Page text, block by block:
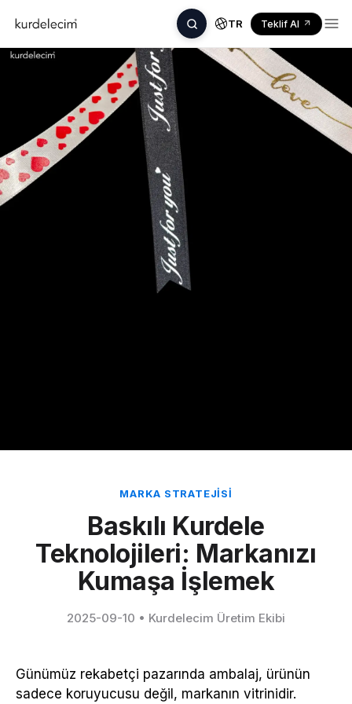
TR Teklif Al
MARKA STRATEJISI
Baskılı Kurdele
Teknolojileri: Markanızı
Kumaşa İşlemek
2025-09-10 • Kurdelecim Üretim Ekibi
Günümüz rekabetçi pazarında ambalaj, ürünün
sadece koruyucusu değil, markanın vitrinidir.